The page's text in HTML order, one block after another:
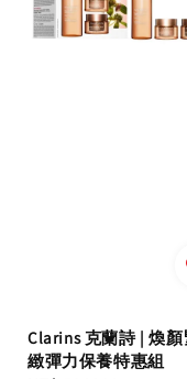
Clarins 克蘭詩 | 煥顏
緻彈力保養特惠組